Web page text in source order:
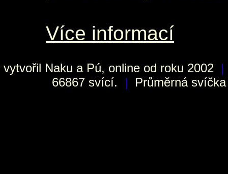
Více informací
vytvořil Naku a Pú, online od roku 2002 |
66867 svící.
| Průměrná